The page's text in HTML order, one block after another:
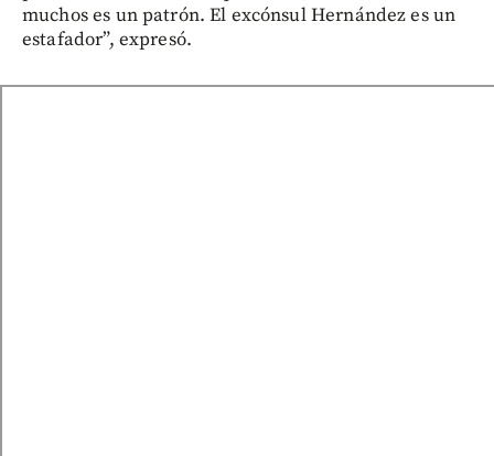
muchos es un patrón. El excónsul Hernández es un
estafador”, expresó.